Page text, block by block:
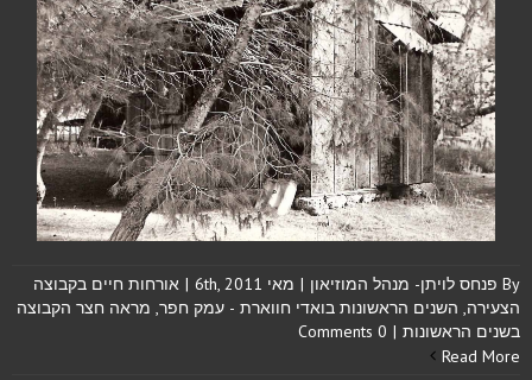
By פנחס לויתן- מנהל המוזיאון | מאי 6th, 2011 | אורחות חיים בקבוצה
הצעירה, השנים הראשונות בואדי חווארת - עמק חפר, מראה חצר הקבוצה
בשנים הראשונות |
0 Comments
Read More